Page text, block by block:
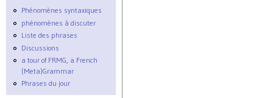
Phénomènes syntaxiques
phénomènes à discuter
Liste des phrases
Discussions
a tour of FRMG, a French
(Meta)Grammar
Phrases du jour